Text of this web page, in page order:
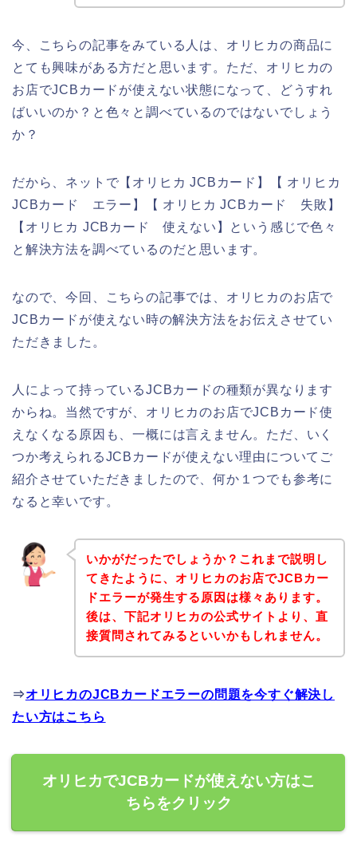
今、こちらの記事をみている人は、オリヒカの商品に
とても興味がある方だと思います。ただ、オリヒカの
お店でJCBカードが使えない状態になって、どうすれ
ばいいのか？と色々と調べているのではないでしょう
か？
だから、ネットで【オリヒカ JCBカード】【 オリヒカ
JCBカード エラー】【 オリヒカ JCBカード 失敗】
【オリヒカ JCBカード 使えない】という感じで色々
と解決方法を調べているのだと思います。
なので、今回、こちらの記事では、オリヒカのお店で
JCBカードが使えない時の解決方法をお伝えさせてい
ただきました。
人によって持っているJCBカードの種類が異なります
からね。当然ですが、オリヒカのお店でJCBカード使
えなくなる原因も、一概には言えません。ただ、いく
つか考えられるJCBカードが使えない理由についてご
紹介させていただきましたので、何か１つでも参考に
なると幸いです。
いかがだったでしょうか？これまで説明し
てきたように、オリヒカのお店でJCBカー
ドエラーが発生する原因は様々あります。
後は、下記オリヒカの公式サイトより、直
接質問されてみるといいかもしれません。
⇒オリヒカのJCBカードエラーの問題を今すぐ解決し
たい方はこちら
オリヒカでJCBカードが使えない方はこ
ちらをクリック